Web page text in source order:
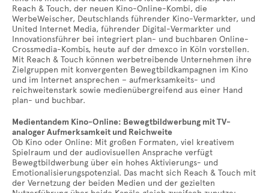
Reach & Touch, der neuen Kino-Online-Kombi, die
WerbeWeischer, Deutschlands führender Kino-Vermarkter, und
United Internet Media, führender Digital-Vermarkter und
Innovationsführer bei integriert plan- und buchbaren Online-
Crossmedia-Kombis, heute auf der dmexco in Köln vorstellen.
Mit Reach & Touch können werbetreibende Unternehmen ihre
Zielgruppen mit konvergenten Bewegtbildkampagnen im Kino
und im Internet ansprechen – aufmerksamkeits- und
reichweitenstark sowie medienübergreifend aus einer Hand
plan- und buchbar.
Medientandem Kino-Online: Bewegtbildwerbung mit TV-
analoger Aufmerksamkeit und Reichweite
Ob Kino oder Online: Mit großen Formaten, viel kreativem
Spielraum und der audiovisuellen Ansprache verfügt
Bewegtbildwerbung über ein hohes Aktivierungs- und
Emotionalisierungspotenzial. Das macht sich Reach & Touch mit
der Vernetzung der beiden Medien und der gezielten